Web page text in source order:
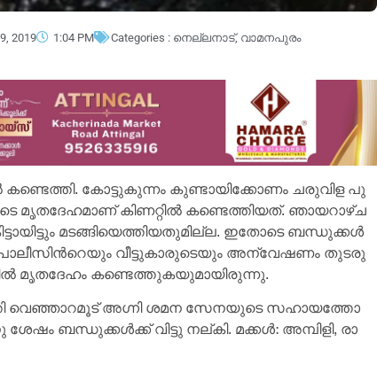
2019 1:04 PM Categories : നെല്ലനാട്, വാമനപുരം
ക​ണ്ടെ​ത്തി. കോ​ട്ടു​കു​ന്നം കു​ണ്ടാ​യി​ക്കോ​ണം ച​രു​വി​ള പു​
മൃ​ത​ദേ​ഹ​മാ​ണ് കി​ണ​റ്റി​ല്‍ ക​ണ്ടെ​ത്തി​യ​ത്. ഞാ​യ​റാ​ഴ്ച
മ​ട​ങ്ങി​യെ​ത്തി​യ​തു​മി​ല്ല. ഇ​തോ​ടെ ബ​ന്ധു​ക്ക​ള്‍
വീ​ട്ടു​കാ​രു​ടെ​യും അ​ന്വേ​ഷ​ണം തു​ട​രു​
മൃ​ത​ദേ​ഹം ക​ണ്ടെ​ത്തു​ക​യു​മാ​യി​രു​ന്നു.
വെ​ഞ്ഞാ​റ​മൂ​ട് അ​ഗ്നി ശ​മ​ന സേ​ന​യു​ടെ സ​ഹാ​യ​ത്തോ​
ബ​ന്ധു​ക്ക​ള്‍​ക്ക് വി​ട്ടു ന​ല്കി. മ​ക്ക​ള്‍: അ​മ്പി​ളി, രാ​